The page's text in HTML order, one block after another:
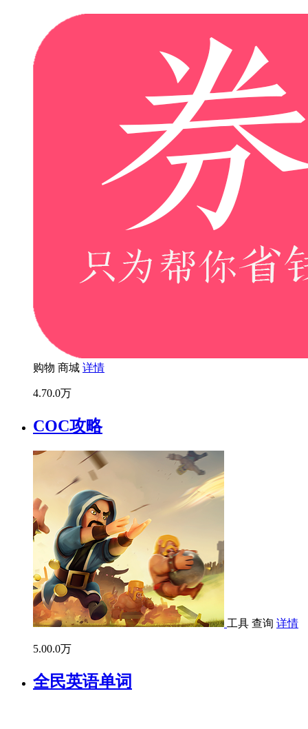
购物 商城 详情
4.70.0万
COC攻略
工具 查询 详情
5.00.0万
全民英语单词